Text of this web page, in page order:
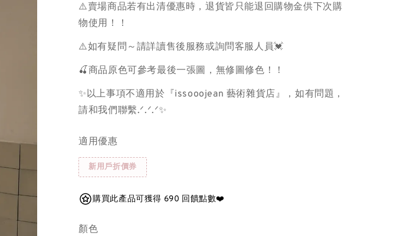
⚠️賣場商品若有出清優惠時，退貨皆只能退回購物金供下次購
物使用！！
⚠️如有疑問～請詳讀售後服務或詢問客服人員💓
🍒商品原色可參考最後一張圖，無修圖修色！！
✨以上事項不適用於『issooojean 藝術雜貨店』，如有問題，
請和我們聯繫.ᐟ.ᐟ.ᐟ✨
適用優惠
新用戶折價券
購買此產品可獲得 690 回饋點數❤️
顏色